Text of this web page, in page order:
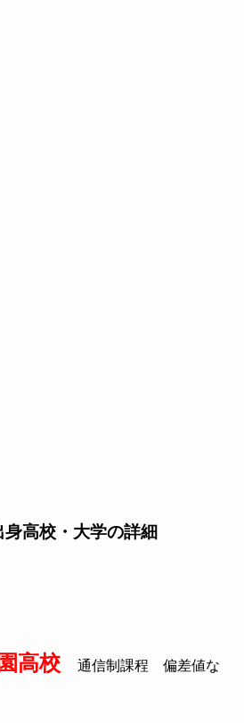
高校・大学の詳細
高校 通信制課程 偏差値な